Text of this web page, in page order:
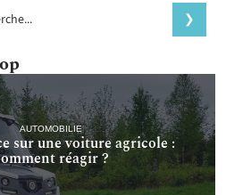
AUTOMOBILIE
sur une voiture agricole :
réagir ?